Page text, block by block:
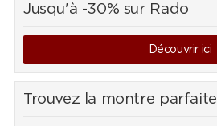
Jusqu'à -30% sur Rado
Découvrir ici
Trouvez la montre parfaite